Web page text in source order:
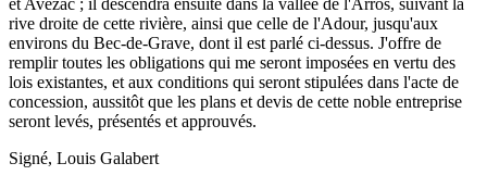
et Avezac ; il descendra ensuite dans la vallée de l'Arros, suivant la
rive droite de cette rivière, ainsi que celle de l'Adour, jusqu'aux
environs du Bec-de-Grave, dont il est parlé ci-dessus. J'offre de
remplir toutes les obligations qui me seront imposées en vertu des
lois existantes, et aux conditions qui seront stipulées dans l'acte de
concession, aussitôt que les plans et devis de cette noble entreprise
seront levés, présentés et approuvés.
Signé, Louis Galabert